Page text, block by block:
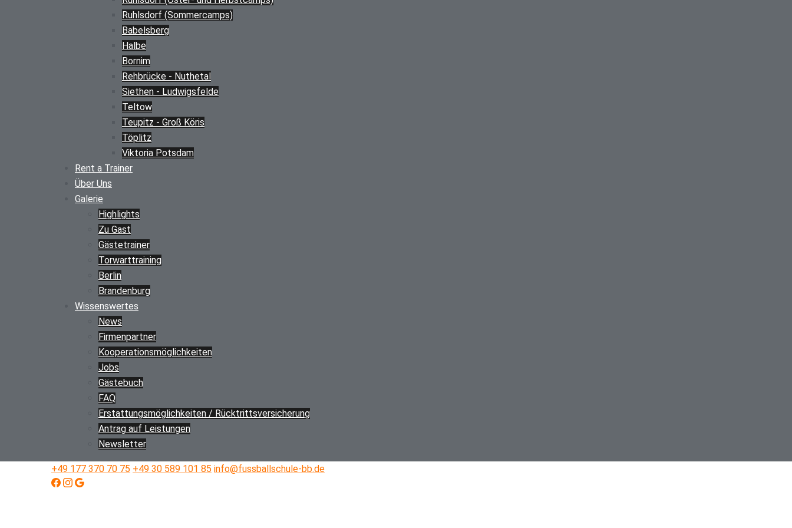
Ruhlsdorf (Sommercamps)
Babelsberg
Halbe
Bornim
Rehbrücke - Nuthetal
Siethen - Ludwigsfelde
Teltow
Teupitz - Groß Köris
Töplitz
Viktoria Potsdam
Rent a Trainer
Über Uns
Galerie
Highlights
Zu Gast
Gästetrainer
Torwarttraining
Berlin
Brandenburg
Wissenswertes
News
Firmenpartner
Kooperations­möglichkeiten
Jobs
Gästebuch
FAQ
Erstattungs­­möglichkeiten / Rücktritts­versicherung
Antrag auf Leistungen
Newsletter
+49 177 370 70 75 +49 30 589 101 85 info@fussballschule-bb.de